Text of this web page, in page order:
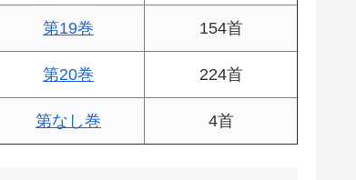
第19巻 154首
第20巻 224首
第なし巻 4首